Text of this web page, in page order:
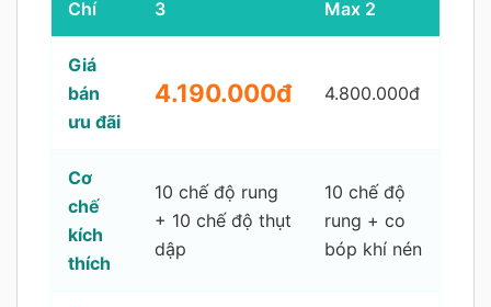
Chí 3 Max 2
Giá
bán
ưu đãi
4.190.000đ 4.800.000đ
Cơ
chế
kích
thích
10 chế độ rung
+ 10 chế độ thụt
dập
10 chế độ
rung + co
bóp khí nén